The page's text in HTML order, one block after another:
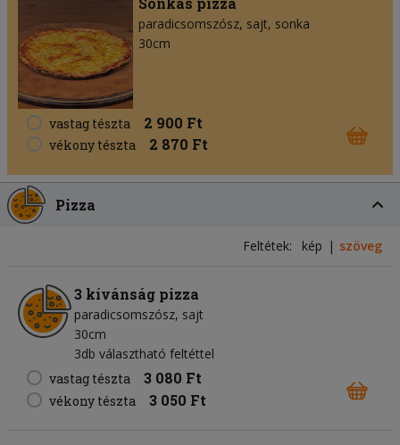
paradicsomszósz sajt sonka
30cm
vastag tészta 2 900 Ft
vékony tészta 2 870 Ft
Pizza
Feltétek: kép szöveg
3 kívánság pizza
paradicsomszósz sajt
30cm
3db választható feltéttel
vastag tészta
3 080 Ft
vékony tészta 3 050 Ft